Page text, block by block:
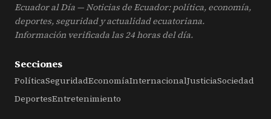
Ecuador al Día — Noticias de Ecuador: política, economía,
deportes, seguridad y actualidad ecuatoriana.
Información verificada las 24 horas del día.
Secciones
PolíticaSeguridadEconomíaInternacionalJusticiaSociedad
DeportesEntretenimiento